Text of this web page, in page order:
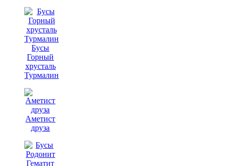
Бусы
Горный
хрусталь
Турмалин
Аметист
друза